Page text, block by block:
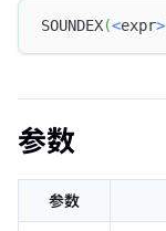
SOUNDEX(<expr>
参数
参数